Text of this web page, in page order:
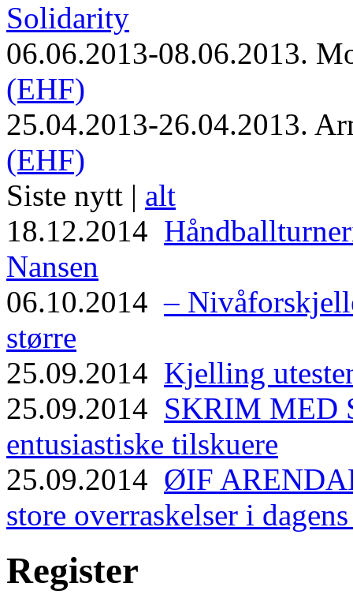
Solidarity
06.06.2013-08.06.2013.
(EHF)
25.04.2013-26.04.2013.
(EHF)
Siste nytt | alt
18.12.2014
Nansen
06.10.2014–
større
25.09.2014 Kjelling
25.09.2014 SKRIM MED
entusiastiske tilskuere
25.09.2014 ØIF
store overraskelser i
Register